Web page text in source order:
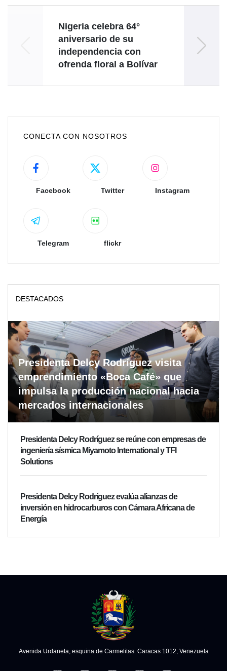
Nigeria celebra 64°
aniversario de su
independencia con
ofrenda floral a Bolívar
CONECTA CON NOSOTROS
Facebook Twitter Instagram
Telegram flickr
DESTACADOS
Presidenta Delcy Rodríguez visita
emprendimiento «Boca Café» que
impulsa la producción nacional hacia
mercados internacionales
Presidenta Delcy Rodríguez se reúne con empresas de
ingeniería sísmica Miyamoto International y TFI
Solutions
Presidenta Delcy Rodríguez evalúa alianzas de
inversión en hidrocarburos con Cámara Africana de
Energía
Avenida Urdaneta, esquina de Carmelitas. Caracas 1012, Venezuela